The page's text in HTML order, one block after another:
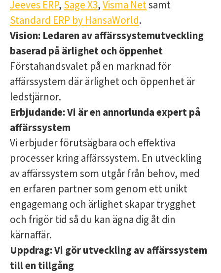
Jeeves ERP, Sage X3,Visma Netsamt
Standard ERP by HansaWorld.
Vision: Ledaren av affärssystemutveckling
baserad på ärlighet och öppenhet
Förstahandsvalet på en marknad för
affärssystem där ärlighet och öppenhet är
ledstjärnor.
Erbjudande:Vi är en annorlunda expert på
affärssystem
Vi erbjuder förutsägbara och effektiva
processer kring affärssystem. En utveckling
av affärssystem som utgår från behov, med
en erfaren partner som genom ett unikt
engagemang och ärlighet skapar trygghet
och frigör tid så du kan ägna dig åt din
kärnaffär.
Uppdrag:Vi gör utveckling av affärssystem
till en tillgång